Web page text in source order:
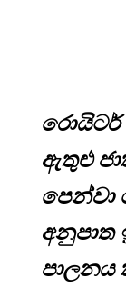
රොයිටර්
ඇතුළු
පෙන්වා
අනුපාත
පාලනය